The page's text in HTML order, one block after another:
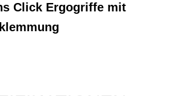
Click Ergogriffe mit